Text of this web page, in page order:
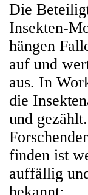
Die
Insekten-
hängen
auf und
aus. In
die
und
finden ist
auffällig